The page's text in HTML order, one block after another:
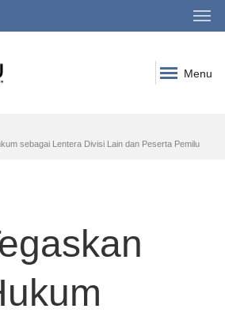
Menu
sebagai Lentera Divisi Lain dan Peserta Pemilu